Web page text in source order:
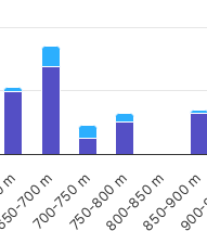
700 m
700-750 m750-800 m800-850 m850-900 m